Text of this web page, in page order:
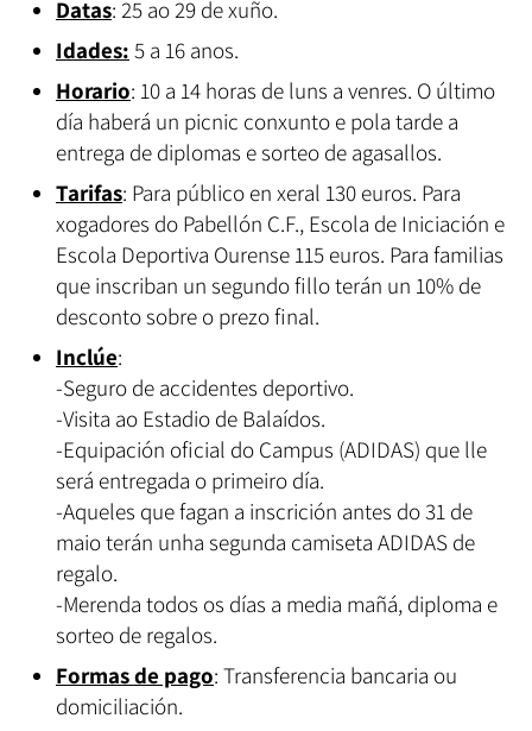
Datas: 25 ao 29 de xuño.
Idades: 5 a 16 anos.
Horario: 10 a 14 horas de luns a venres. O último
día haberá un picnic conxunto e pola tarde a
entrega de diplomas e sorteo de agasallos.
Tarifas: Para público en xeral 130 euros. Para
xogadores do Pabellón C.F., Escola de Iniciación e
Escola Deportiva Ourense 115 euros. Para familias
que inscriban un segundo fillo terán un 10% de
desconto sobre o prezo final.
Inclúe:
-Seguro de accidentes deportivo.
-Visita ao Estadio de Balaídos.
-Equipación oficial do Campus (ADIDAS) que lle
será entregada o primeiro día.
-Aqueles que fagan a inscrición antes do 31 de
maio terán unha segunda camiseta ADIDAS de
regalo.
-Merenda todos os días a media mañá, diploma e
sorteo de regalos.
Formas de pago: Transferencia bancaria ou
domiciliación.